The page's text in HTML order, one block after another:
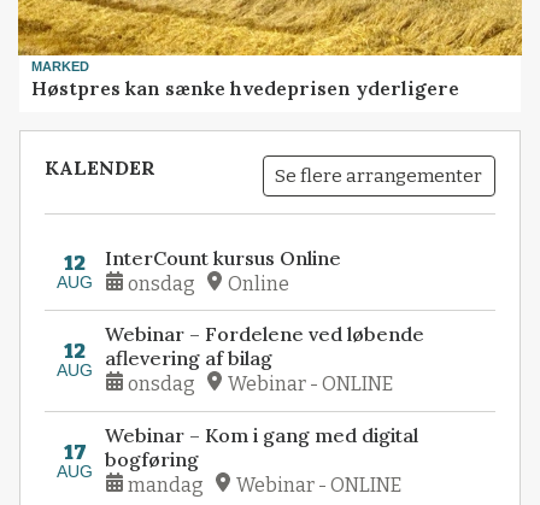
MARKED
Høstpres kan sænke hvedeprisen yderligere
KALENDER Se flere arrangementer
12
AUG
InterCount kursus Online
onsdag Online
12
AUG
Webinar – Fordelene ved løbende
aflevering af bilag
onsdag Webinar - ONLINE
17
AUG
Webinar – Kom i gang med digital
bogføring
mandag Webinar - ONLINE